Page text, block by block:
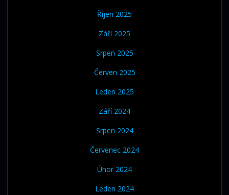
Říjen 2025
Září 2025
Srpen 2025
Červen 2025
Leden 2025
Září 2024
Srpen 2024
Červenec 2024
Únor 2024
Leden 2024